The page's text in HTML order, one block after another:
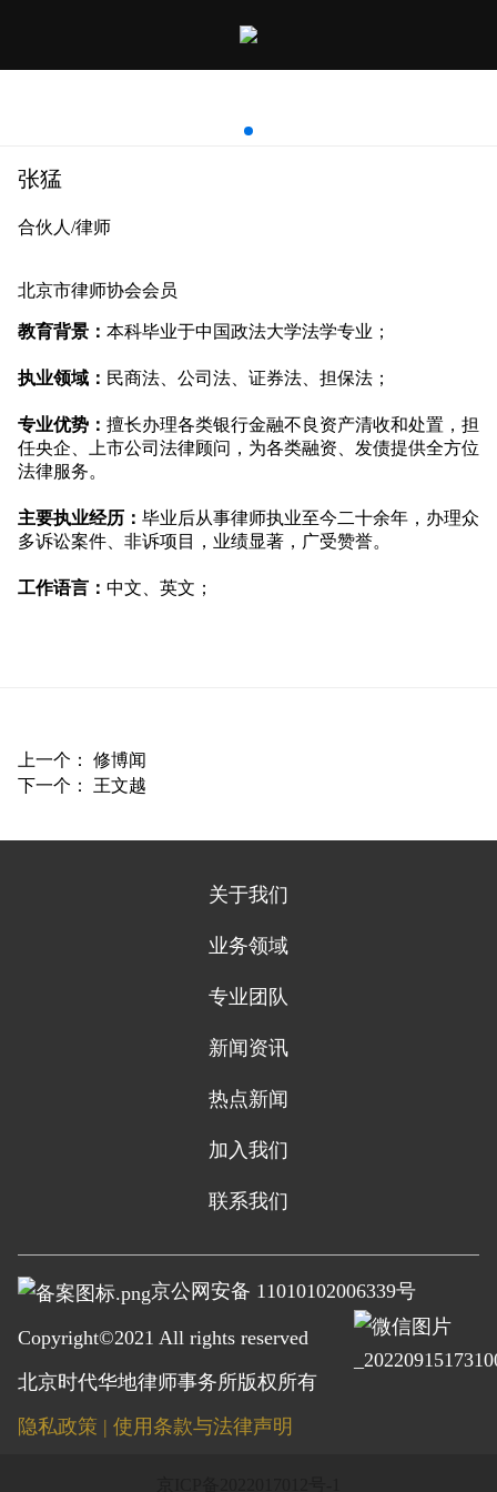
张猛
合伙人/律师
北京市律师协会会员
教育背景： 本科毕业于中国政法大学法学专业；
执业领域： 民商法、公司法、证券法、担保法；
专业优势： 擅长办理各类银行金融不良资产清收和处置，担
任央企、上市公司法律顾问，为各类融资、发债提供全方位
法律服务。
主要执业经历： 毕业后从事律师执业至今二十余年，办理众
多诉讼案件、非诉项目，业绩显著，广受赞誉。
工作语言： 中文、英文；
上一个： 修博闻
下一个： 王文越
关于我们
业务领域
专业团队
新闻资讯
热点新闻
加入我们
联系我们
京公网安备 11010102006339号
Copyright©2021 All rights reserved
北京时代华地律师事务所版权所有
隐私政策 | 使用条款与法律声明